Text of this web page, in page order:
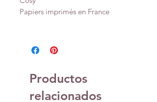
Papiers imprimés en France
Productos
relacionados